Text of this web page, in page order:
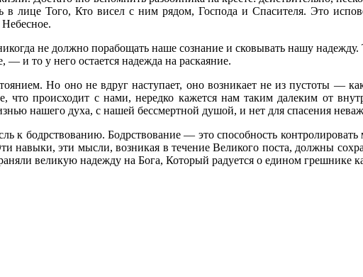
в лице Того, Кто висел с ним рядом, Господа и Спасителя. Это
не должно порабощать наше сознание и сковывать нашу
— и то у него остается надежда на раскаяние.
Но оно не вдруг наступает, оно возникает не из пустоты —
что происходит с нами, нередко кажется нам таким далеким от
нашего духа, с нашей бессмертной душой, и нет для спасения
к бодрствованию. Бодрствование — это способность
навыки, эти мысли, возникая в течение Великого поста, должны
великую надежду на Бога, Который радуется о едином грешнике